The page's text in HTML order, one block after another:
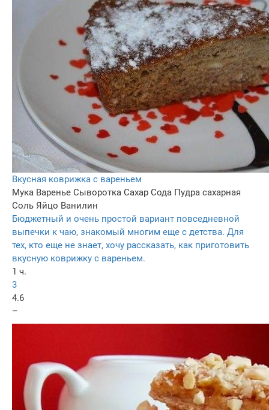
Вкусная коврижка с вареньем
Мука Варенье Сыворотка Сахар Сода Пудра сахарная
Соль Яйцо Ванилин
Бюджетный и очень простой вариант повседневной
выпечки к чаю, знакомый многим еще с детства. Для
тех, кто еще не знает, хочу рассказать, как приготовить
вкусную коврижку с вареньем.
1 ч.
3
4.6
–